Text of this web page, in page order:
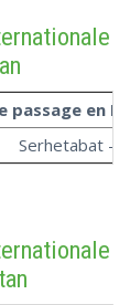
passage en
Serhetabat -